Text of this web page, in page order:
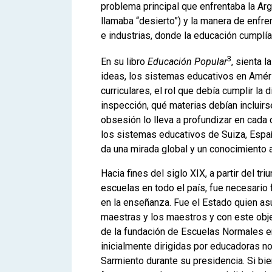
problema principal que enfrentaba la
llamaba “desierto”) y la manera de
e industrias, donde la educación
En su libro Educación Popular3, sienta
ideas, los sistemas educativos en
curriculares, el rol que debía cumplir la
inspección, qué materias debían
obsesión lo lleva a profundizar en cada
los sistemas educativos de Suiza,
da una mirada global y un
Hacia fines del siglo XIX, a partir del
escuelas en todo el país, fue
en la enseñanza. Fue el Estado quien
maestras y los maestros y con este
de la fundación de Escuelas Normales
inicialmente dirigidas por educadoras
Sarmiento durante su presidencia. Si